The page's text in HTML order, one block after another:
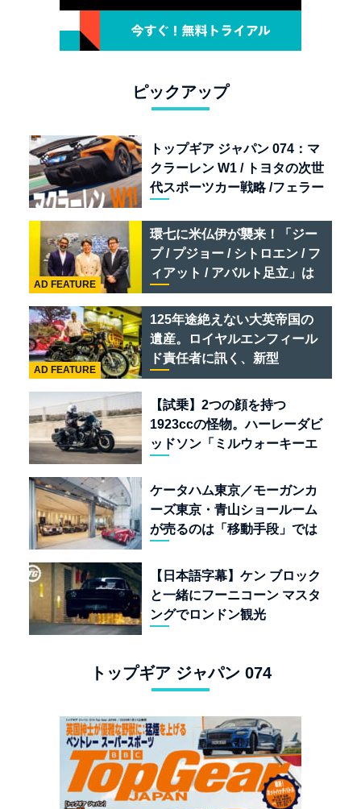
ピックアップ
トップギア ジャパン 074：マ
クラーレン W1 / トヨタの次世
代スポーツカー戦略 /フェラー
リオ /ベントレー スーパース
ポーツ
環七に米仏伊が襲来！「ジー
プ / プジョー / シトロエン / フ
ィアット / アバルト足立」は
クルマのセレクトショップで
ある
AD FEATURE
125年途絶えない大英帝国の
遺産。ロイヤルエンフィール
ド責任者に訊く、新型
「BULLET 650」と“時間の
質”を愛する理由
AD FEATURE
【試乗】2つの顔を持つ
1923ccの怪物。ハーレーダビ
ッドソン「ミルウォーキーエ
ケータハム東京／モーガンカ
ーズ東京・青山ショールーム
が売るのは「移動手段」では
【日本語字幕】ケン ブロック
と一緒にフーニコーン マスタ
ングでロンドン観光
トップギア ジャパン 074